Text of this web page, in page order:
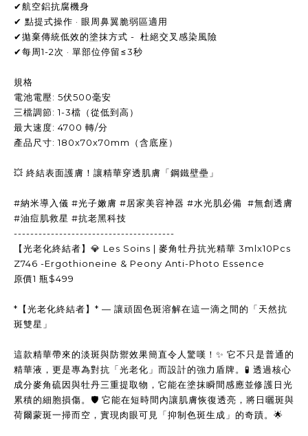
✔航空鋁抗腐機身
✔ 點提式操作 · 眼周鼻翼脆弱區適用
✔拋棄傳統低效的塗抹方式 - 杜絕交叉感染風險
✔每周1-2次 · 單部位停留≤3秒
規格
電池電壓: 5伏500毫安
三檔調節: 1-3檔（從低到高）
最大速度: 4700 轉/分
產品尺寸: 180x70x70mm（含底座）
💥 終結表面護膚！讓精華穿透肌膚「鋼鐵壁壘」
#納米導入儀 #光子嫩膚 #居家美容神器 #水光肌必備 #無創透膚
#油痘肌救星 #抗老黑科技
---------------------------------------
【光老化終結者】💎 Les Soins | 麥角牡丹抗光精華 3mlx10Pcs
Z746 -Ergothioneine & Peony Anti-Photo Essence
原價1 瓶$499
*【光老化終結者】* — 讓頑固色斑溶解在這一滴之間的「天然抗
斑雙星」
這款精華帶來的淡斑與防禦效果簡直令人驚嘆！✨ 它不只是普通的
精華液，更是專為對抗「光老化」而設計的強力盾牌。🧪 透過核心
成分麥角硫因與牡丹三重提取物，它能在塗抹瞬間感應並修護日光
累積的細胞損傷。🛡️ 它能在短時間內讓肌膚恢復透亮，將日曬斑與
荷爾蒙斑一掃而空，實現肉眼可見「抑制色斑生成」的奇蹟。🌟